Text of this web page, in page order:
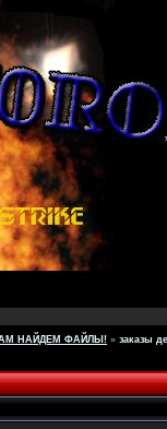
НАЙДЕМ ФАЙЛЫ! » заказы